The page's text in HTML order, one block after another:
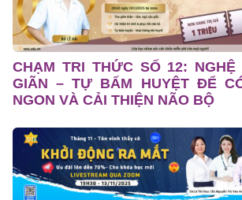
CHẠM TRI THỨC SỐ 12: NGHỆ
GIÃN – TỰ BẤM HUYỆT ĐỂ
NGON VÀ CẢI THIỆN NÃO BỘ